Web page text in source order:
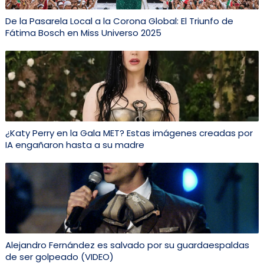
De la Pasarela Local a la Corona Global: El Triunfo de
Fátima Bosch en Miss Universo 2025
¿Katy Perry en la Gala MET? Estas imágenes creadas por
IA engañaron hasta a su madre
Alejandro Fernández es salvado por su guardaespaldas
de ser golpeado (VIDEO)